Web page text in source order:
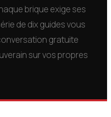
brique exige ses
de dix guides vous
gratuite
sur vos propres